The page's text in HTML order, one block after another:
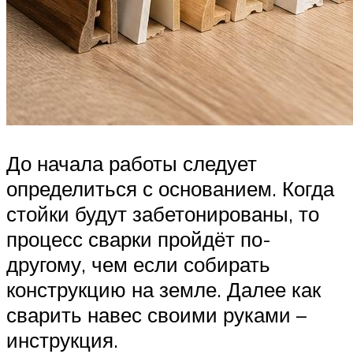
До начала работы следует
определиться с основанием. Когда
стойки будут забетонированы, то
процесс сварки пройдёт по-
другому, чем если собирать
конструкцию на земле. Далее как
сварить навес своими руками –
инструкция.